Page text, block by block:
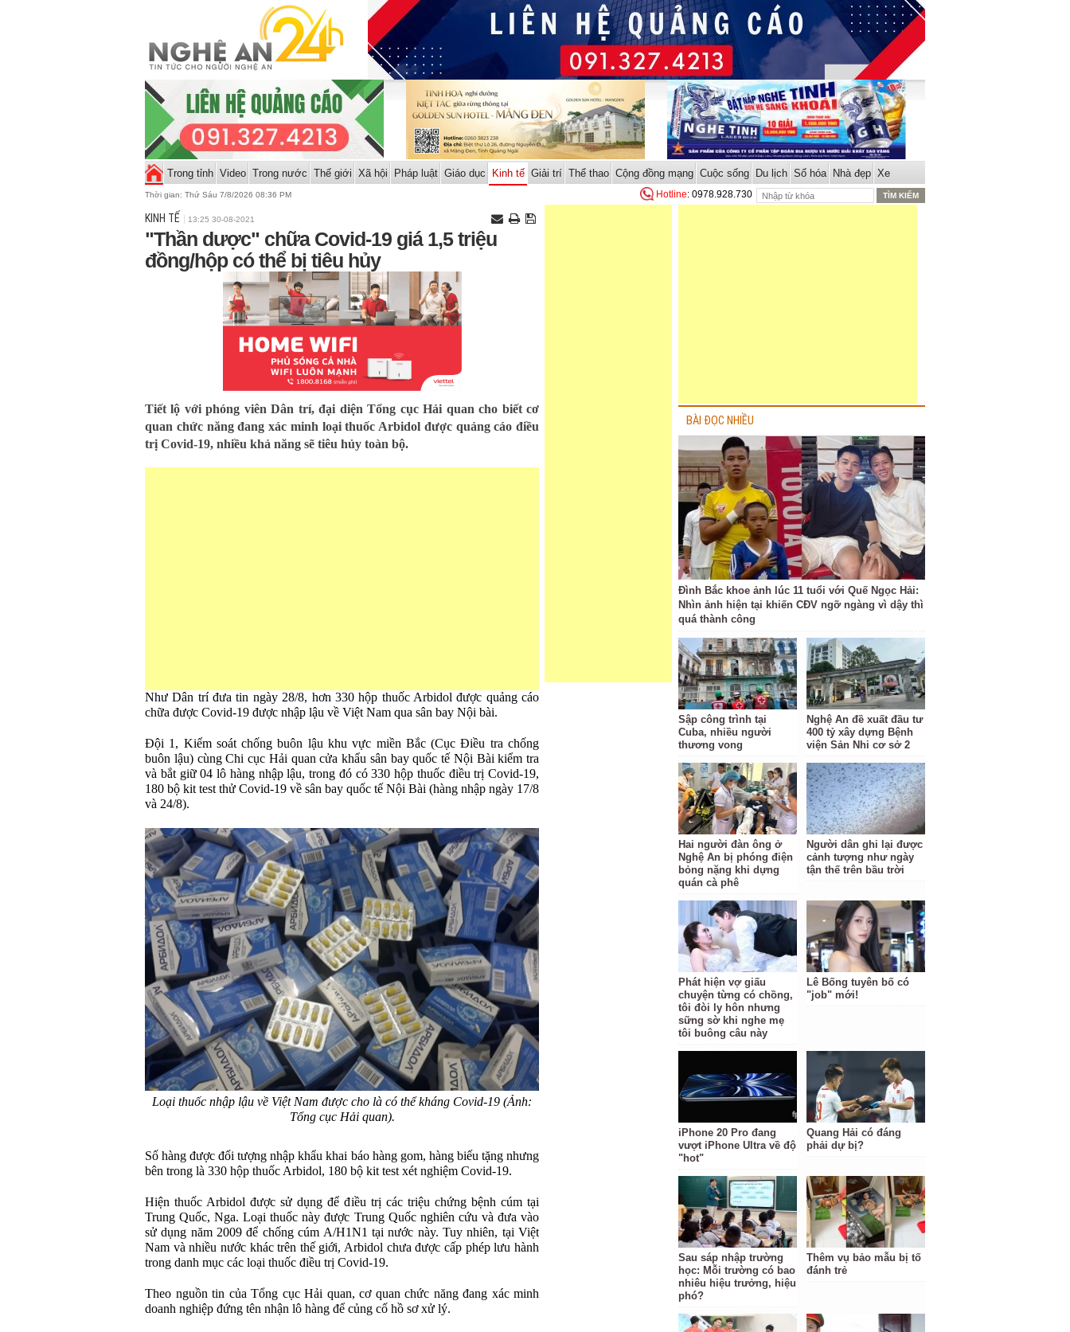
Trong tỉnh Video Trong nước Thế giới Xã hội Pháp luật Giáo dục Kinh tế Giải trí Thể thao Cộng đồng mạng Cuộc sống Du lịch Số hóa Nhà đẹp Xe
Thời gian: Thứ Sáu 7/8/2026 08:36 PM Hotline: 0978.928.730
KINH TẾ 13:25 30-08-2021
"Thần dược" chữa Covid-19 giá 1,5 triệu
đồng/hộp có thể bị tiêu hủy
Tiết lộ với phóng viên Dân trí, đại diện Tổng cục Hải quan cho biết cơ
quan chức năng đang xác minh loại thuốc Arbidol được quảng cáo điều
trị Covid-19, nhiều khả năng sẽ tiêu hủy toàn bộ.
Như Dân trí đưa tin ngày 28/8, hơn 330 hộp thuốc Arbidol được quảng cáo
chữa được Covid-19 được nhập lậu về Việt Nam qua sân bay Nội bài.
Đội 1, Kiểm soát chống buôn lậu khu vực miền Bắc (Cục Điều tra chống
buôn lậu) cùng Chi cục Hải quan cửa khẩu sân bay quốc tế Nội Bài kiểm tra
và bắt giữ 04 lô hàng nhập lậu, trong đó có 330 hộp thuốc điều trị Covid-19,
180 bộ kit test thử Covid-19 về sân bay quốc tế Nội Bài (hàng nhập ngày 17/8
và 24/8).
Loại thuốc nhập lậu về Việt Nam được cho là có thể kháng Covid-19 (Ảnh:
Tổng cục Hải quan).
Số hàng được đối tượng nhập khẩu khai báo hàng gom, hàng biếu tặng nhưng
bên trong là 330 hộp thuốc Arbidol, 180 bộ kit test xét nghiệm Covid-19.
Hiện thuốc Arbidol được sử dụng để điều trị các triệu chứng bệnh cúm tại
Trung Quốc, Nga. Loại thuốc này được Trung Quốc nghiên cứu và đưa vào
sử dụng năm 2009 để chống cúm A/H1N1 tại nước này. Tuy nhiên, tại Việt
Nam và nhiều nước khác trên thế giới, Arbidol chưa được cấp phép lưu hành
trong danh mục các loại thuốc điều trị Covid-19.
Theo nguồn tin của Tổng cục Hải quan, cơ quan chức năng đang xác minh
doanh nghiệp đứng tên nhận lô hàng để củng cố hồ sơ xử lý.
BÀI ĐỌC NHIỀU
Đình Bắc khoe ảnh lúc 11 tuổi với Quế Ngọc Hải:
Nhìn ảnh hiện tại khiến CĐV ngỡ ngàng vì dậy thì
quá thành công
Sập công trình tại
Cuba, nhiều người
thương vong
Nghệ An đề xuất đầu tư
400 tỷ xây dựng Bệnh
viện Sản Nhi cơ sở 2
Hai người đàn ông ở
Nghệ An bị phóng điện
bỏng nặng khi dựng
quán cà phê
Người dân ghi lại được
cảnh tượng như ngày
tận thế trên bầu trời
Phát hiện vợ giấu
chuyện từng có chồng,
tôi đòi ly hôn nhưng
sững sờ khi nghe mẹ
tôi buông câu này
Lê Bống tuyên bố có
"job" mới!
iPhone 20 Pro đang
vượt iPhone Ultra về độ
"hot"
Quang Hải có đáng
phải dự bị?
Sau sáp nhập trường
học: Mỗi trường có bao
nhiêu hiệu trưởng, hiệu
phó?
Thêm vụ bảo mẫu bị tố
đánh trẻ